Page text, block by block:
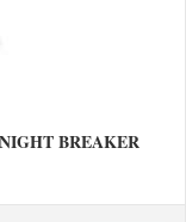
BREAKER